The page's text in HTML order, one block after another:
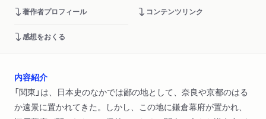
著作者プロフィール コンテンツリンク
感想をおくる
内容紹介
「関東」は、日本史のなかでは鄙の地として、奈良や京都のはる
か遠景に置かれてきた。しかし、この地に鎌倉幕府が置かれ、